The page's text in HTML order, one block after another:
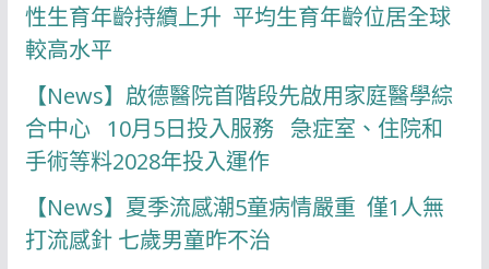
性生育年齡持續上升 平均生育年齡位居全球
較高水平
【News】啟德醫院首階段先啟用家庭醫學綜
合中心 10月5日投入服務 急症室、住院和
手術等料2028年投入運作
【News】夏季流感潮5童病情嚴重 僅1人無
打流感針 七歲男童昨不治